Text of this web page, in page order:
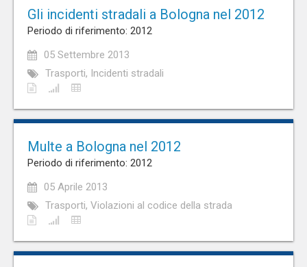
Gli incidenti stradali a Bologna nel 2012
Periodo di riferimento: 2012
05 Settembre 2013
Trasporti, Incidenti stradali
Multe a Bologna nel 2012
Periodo di riferimento: 2012
05 Aprile 2013
Trasporti, Violazioni al codice della strada